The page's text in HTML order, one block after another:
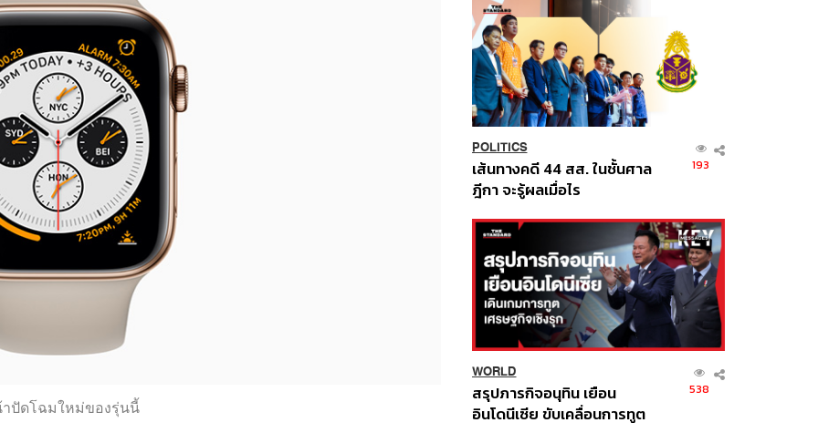
ปัดโฉมใหม่ของรุ่นนี้
POLITICS
เส้นทางคดี 44 สส. ในชั้นศาล
ฎีกา จะรู้ผลเมื่อไร
193
WORLD
สรุปภารกิจอนุทิน เยือน
อินโดนีเซีย ขับเคลื่อนการทูต
538